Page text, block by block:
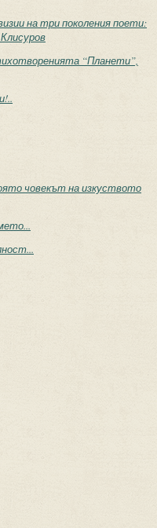
на три поколения поети:
“Планети”,
човекът на изкуството